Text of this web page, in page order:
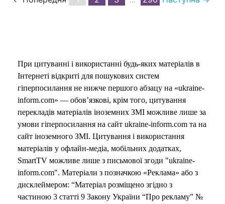
При цитуванні і використанні будь-яких матеріалів в
Інтернеті відкриті для пошукових систем
гіперпосилання не нижче першого абзацу на «ukraine-
inform.com» — обов’язкові, крім того, цитування
перекладів матеріалів іноземних ЗМІ можливе лише за
умови гіперпосилання на сайт ukraine-inform.com та на
сайт іноземного ЗМІ. Цитування і використання
матеріалів у офлайн-медіа, мобільних додатках,
SmartTV можливе лише з письмової згоди "ukraine-
inform.com". Матеріали з позначкою «Реклама» або з
дисклеймером: “Матеріал розміщено згідно з
частиною 3 статті 9 Закону України “Про рекламу” №